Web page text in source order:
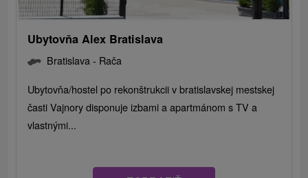
Ubytovňa Alex Bratislava
Bratislava - Rača
Ubytovňa/hostel po rekonštrukcii v bratislavskej mestskej
časti Vajnory disponuje izbami a apartmánom s TV a
vlastnými...